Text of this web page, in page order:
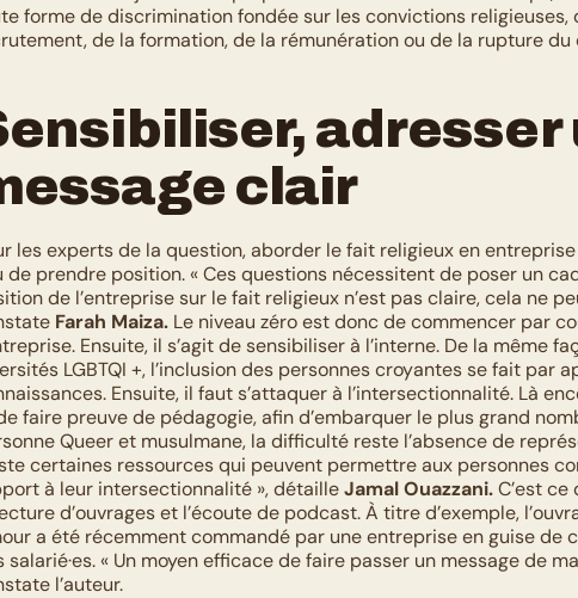
forme de discrimination fondée sur les convictions religieuses,
de la formation, de la rémunération ou de la rupture
adresser
clair
les experts de la question, aborder le fait religieux en
de prendre position. « Ces questions nécessitent de poser un
de l’entreprise sur le fait religieux n’est pas claire, cela ne
Farah Maiza. Le niveau zéro est donc de commencer par
Ensuite, il s’agit de sensibiliser à l’interne. De la même
LGBTQI +, l’inclusion des personnes croyantes se fait par
Ensuite, il faut s’attaquer à l’intersectionnalité. Là
faire preuve de pédagogie, afin d’embarquer le plus grand
Queer et musulmane, la difficulté reste l’absence de
certaines ressources qui peuvent permettre aux personnes
à leur intersectionnalité », détaille Jamal Ouazzani. C’est
d’ouvrages et l’écoute de podcast. À titre d’exemple,
a été récemment commandé par une entreprise en guise de
salarié·es. « Un moyen efficace de faire passer un message de
l’auteur.